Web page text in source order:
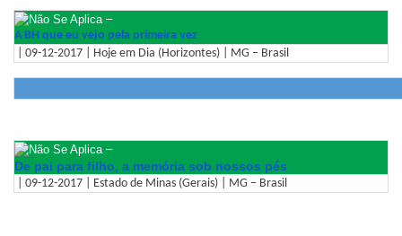
–
A BH que eu vejo pela primeira vez
| 09-12-2017 | Hoje em Dia (Horizontes) | MG – Brasil
–
De pai para filho, a memória sob nossos pés
| 09-12-2017 | Estado de Minas (Gerais) | MG – Brasil